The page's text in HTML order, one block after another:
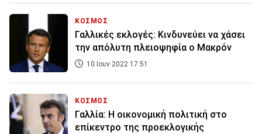
ΚΟΣΜΟΣ
Γαλλικές εκλογές: Κινδυνεύει να χάσει
την απόλυτη πλειοψηφία ο Μακρόν
10 Ιουν 2022 17:51
ΚΟΣΜΟΣ
Γαλλία: Η οικονομική πολιτική στο
επίκεντρο της προεκλογικής